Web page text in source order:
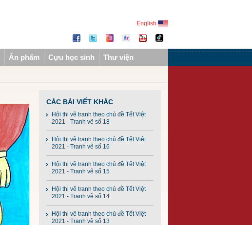
English
Ấn phẩm Cựu học sinh Thư viện
CÁC BÀI VIẾT KHÁC
Hội thi vẽ tranh theo chủ đề Tết Việt
2021 - Tranh vẽ số 18
Hội thi vẽ tranh theo chủ đề Tết Việt
2021 - Tranh vẽ số 16
Hội thi vẽ tranh theo chủ đề Tết Việt
2021 - Tranh vẽ số 15
Hội thi vẽ tranh theo chủ đề Tết Việt
2021 - Tranh vẽ số 14
Hội thi vẽ tranh theo chủ đề Tết Việt
2021 - Tranh vẽ số 13